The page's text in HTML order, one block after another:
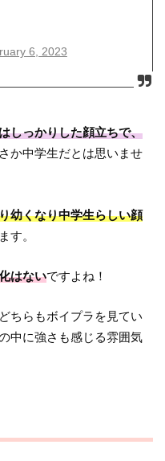
6, 2023
しっかりした顔立ちで、
か中学生だとは思いませ
幼くなり中学生らしい顔
す。
はないですよね！
ちらもボイプラを見てい
中に強さも感じる雰囲気